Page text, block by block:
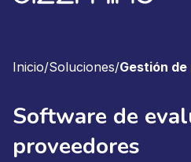
Inicio/Soluciones/Gestión
Software de
proveedores